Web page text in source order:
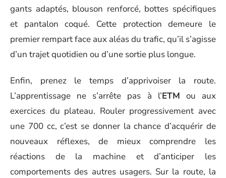
gants adaptés, blouson renforcé, bottes spécifiques
et pantalon coqué. Cette protection demeure le
premier rempart face aux aléas du trafic, qu’il s’agisse
d’un trajet quotidien ou d’une sortie plus longue.
Enfin, prenez le temps d’apprivoiser la route.
L’apprentissage ne s’arrête pas à l’ETM ou aux
exercices du plateau. Rouler progressivement avec
une 700 cc, c’est se donner la chance d’acquérir de
nouveaux réflexes, de mieux comprendre les
réactions de la machine et d’anticiper les
comportements des autres usagers. Sur la route, la